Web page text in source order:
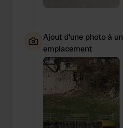
Ajout d'une photo à un
emplacement